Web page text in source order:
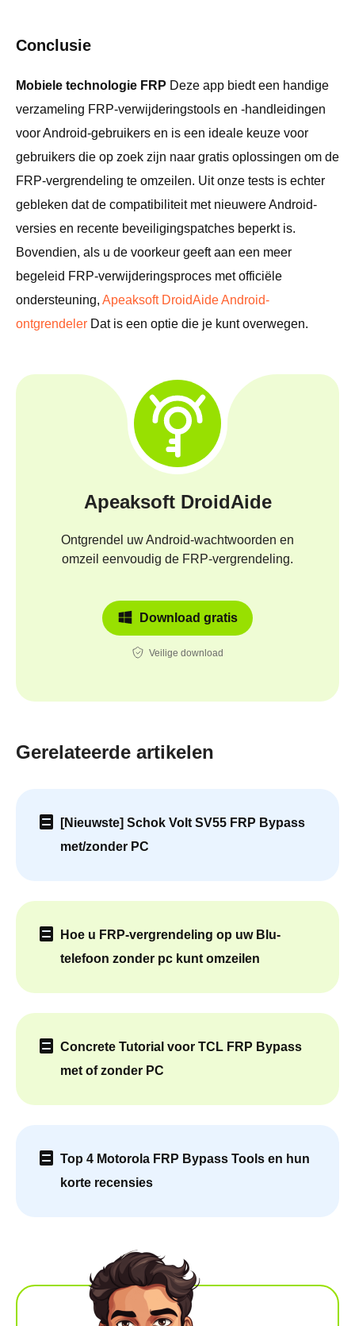
Conclusie
Mobiele technologie FRP Deze app biedt een handige
verzameling FRP-verwijderingstools en -handleidingen
voor Android-gebruikers en is een ideale keuze voor
gebruikers die op zoek zijn naar gratis oplossingen om de
FRP-vergrendeling te omzeilen. Uit onze tests is echter
gebleken dat de compatibiliteit met nieuwere Android-
versies en recente beveiligingspatches beperkt is.
Bovendien, als u de voorkeur geeft aan een meer
begeleid FRP-verwijderingsproces met officiële
ondersteuning, Apeaksoft DroidAide Android-
ontgrendeler Dat is een optie die je kunt overwegen.
Apeaksoft DroidAide
Ontgrendel uw Android-wachtwoorden en
omzeil eenvoudig de FRP-vergrendeling.
Download gratis
Veilige download
Gerelateerde artikelen
[Nieuwste] Schok Volt SV55 FRP Bypass
met/zonder PC
Hoe u FRP-vergrendeling op uw Blu-
telefoon zonder pc kunt omzeilen
Concrete Tutorial voor TCL FRP Bypass
met of zonder PC
Top 4 Motorola FRP Bypass Tools en hun
korte recensies